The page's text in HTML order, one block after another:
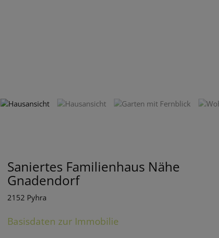
Saniertes Familienhaus Nähe
Gnadendorf
2152 Pyhra
Basisdaten zur Immobilie